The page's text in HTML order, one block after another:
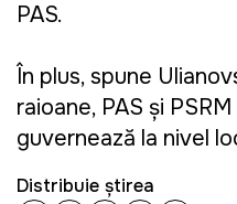
PAS.
În plus, spune
raioane, PAS și
guvernează la nivel
Distribuie știrea